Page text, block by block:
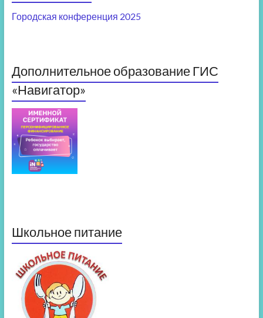
Городская конференция 2025
Дополнительное образование ГИС
«Навигатор»
Школьное питание